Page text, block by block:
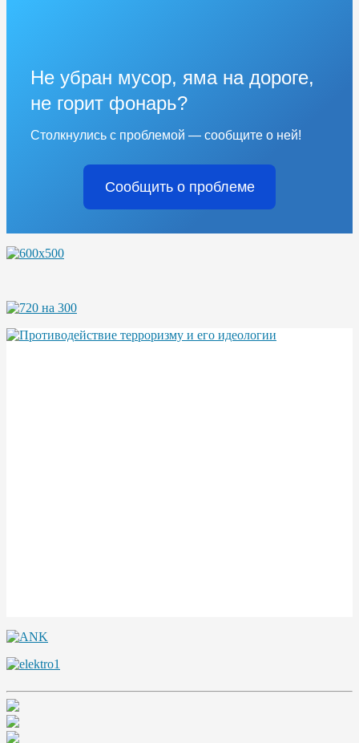
Не убран мусор, яма на дороге,
не горит фонарь?
Столкнулись с проблемой — сообщите о ней!
Сообщить о проблеме